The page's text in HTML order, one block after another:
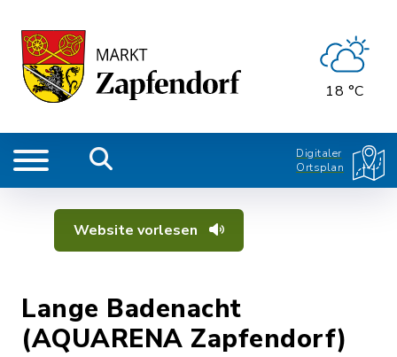
18 °C
Digitaler
Ortsplan
Website vorlesen
Lange Badenacht
(AQUARENA Zapfendorf)